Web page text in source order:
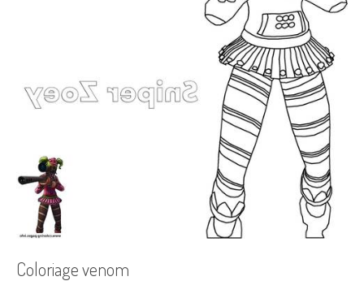
Coloriage venom